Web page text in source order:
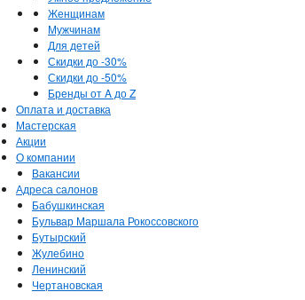
Женщинам
Мужчинам
Для детей
Скидки до -30%
Скидки до -50%
Бренды от A до Z
Оплата и доставка
Мастерская
Акции
О компании
Вакансии
Адреса салонов
Бабушкинская
Бульвар Маршала Рокоссовского
Бутырский
Жулебино
Ленинский
Чертановская